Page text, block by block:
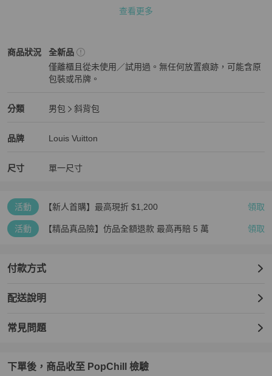
查看更多
商品狀況
Louis Vuitton男包商品狀態與細節
全新品
僅離櫃且從未使用／試用過。無任何放置痕跡，可能含原
包裝或吊牌。
分類
Louis Vuitton男包 分類資訊
男包
斜背包
品牌
Louis Vuitton精品男包品牌介紹
Louis Vuitton
Louis Vuitton推薦清單
尺寸 單一尺寸
活動 【新人首購】最高現折 $1,200 領取
活動 【精品真品險】仿品全額退款 最高再賠 5 萬 領取
付款方式
配送說明
常見問題
下單後，商品收至 PopChill 檢驗